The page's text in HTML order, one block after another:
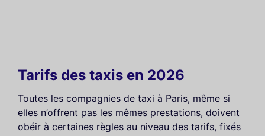
Tarifs des taxis en 2026
Toutes les compagnies de taxi à Paris, même si
elles n’offrent pas les mêmes prestations, doivent
obéir à certaines règles au niveau des tarifs, fixés